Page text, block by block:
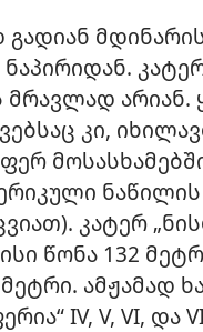
არიან.
კი,
კატერ
წონა 132
მეტრი. ამჟამად
IV, V, VI, და